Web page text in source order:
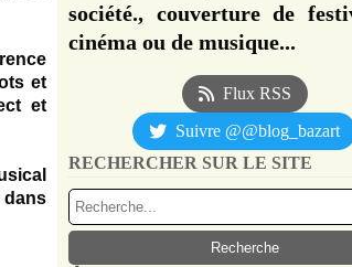
et
et
dans
société., couverture de
cinéma ou de musique...
Flux RSS
Suivre @@blog_bazart
RECHERCHER SUR LE SITE